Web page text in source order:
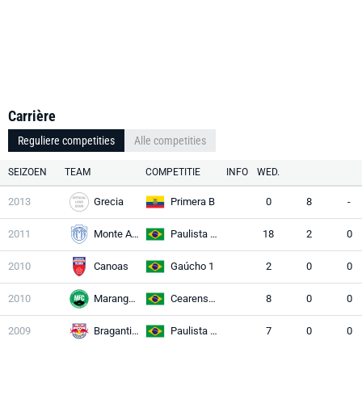
Carrière
Reguliere competities Alle competities
SEIZOEN TEAM COMPETITIE INFO WED.
2013 Grecia Primera B 0 8 -
2011 Monte Azul Paulista A2 18 2 0
2010 Canoas Gaúcho 1 2 0 0
2010 Maranguape Cearense 1 8 0 0
2009 Bragantino Paulista A1 7 0 0